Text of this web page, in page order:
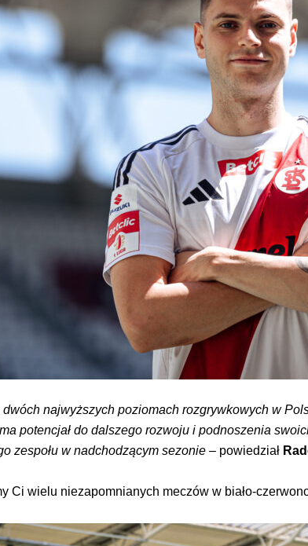
najwyższych poziomach rozgrywkowych w
potencjał do dalszego rozwoju i podnoszenia
zespołu w nadchodzącym sezonie – powiedział
Ci wielu niezapomnianych meczów w biało-